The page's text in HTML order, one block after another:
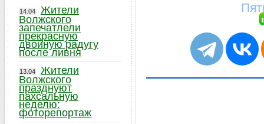
14.04
Жители
Волжского
запечатлели
прекрасную
двойную радугу
после ливня
13.04
Жители
Волжского
празднуют
пахсальную
неделю:
фоторепортаж